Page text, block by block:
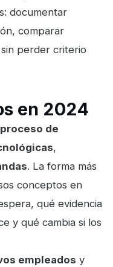
documentar
comparar
perder criterio
en 2024
proceso de
,
. La forma más
conceptos en
qué evidencia
y qué cambia si los
empleados y